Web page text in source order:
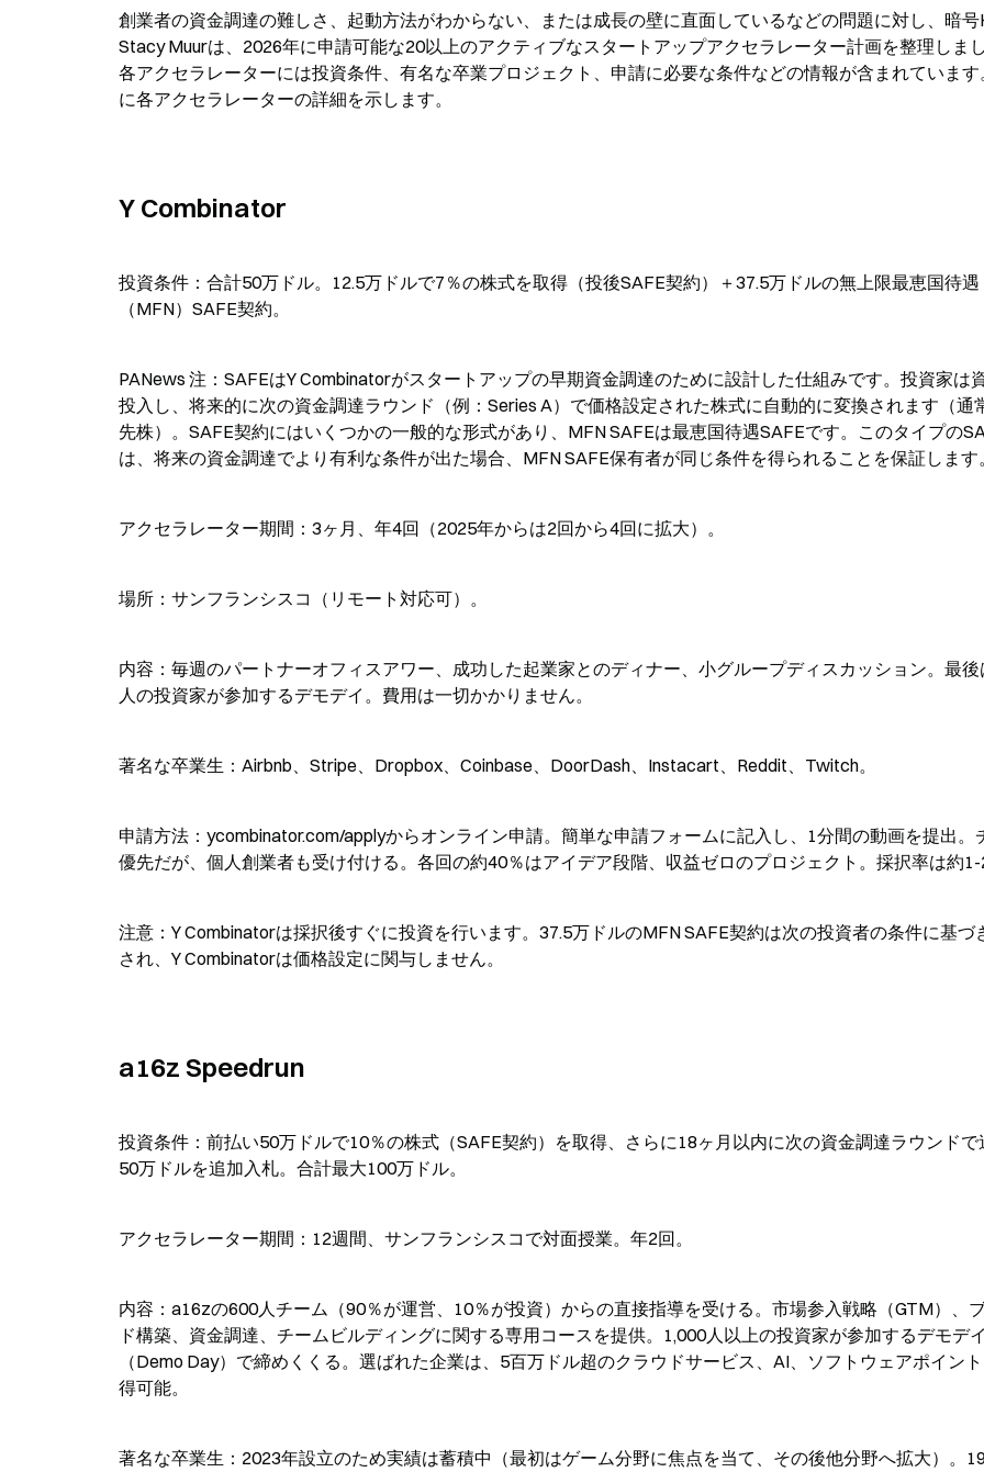
創業者の資金調達の難しさ、起動方法がわからない、または成長の壁に直面しているなどの問題に対し、暗号
Stacy Muurは、2026年に申請可能な20以上のアクティブなスタートアップアクセラレーター計画を整理しまし
各アクセラレーターには投資条件、有名な卒業プロジェクト、申請に必要な条件などの情報が含まれていま
に各アクセラレーターの詳細を示します。
Y Combinator
投資条件：合計50万ドル。12.5万ドルで7％の株式を取得（投後SAFE契約）＋37.5万ドルの無上限最恵国待遇
（MFN）SAFE契約。
PANews 注：SAFEはY Combinatorがスタートアップの早期資金調達のために設計した仕組みです。投資家は
投入し、将来的に次の資金調達ラウンド（例：Series A）で価格設定された株式に自動的に変換されます（通
先株）。SAFE契約にはいくつかの一般的な形式があり、MFN SAFEは最恵国待遇SAFEです。このタイプの
は、将来の資金調達でより有利な条件が出た場合、MFN SAFE保有者が同じ条件を得られることを保証します。
アクセラレーター期間：3ヶ月、年4回（2025年からは2回から4回に拡大）。
場所：サンフランシスコ（リモート対応可）。
内容：毎週のパートナーオフィスアワー、成功した起業家とのディナー、小グループディスカッション。最
人の投資家が参加するデモデイ。費用は一切かかりません。
著名な卒業生：Airbnb、Stripe、Dropbox、Coinbase、DoorDash、Instacart、Reddit、Twitch。
申請方法：ycombinator.com/applyからオンライン申請。簡単な申請フォームに記入し、1分間の動画を提出。
優先だが、個人創業者も受け付ける。各回の約40％はアイデア段階、収益ゼロのプロジェクト。採択率は約1-
注意：Y Combinatorは採択後すぐに投資を行います。37.5万ドルのMFN SAFE契約は次の投資者の条件に基づ
され、Y Combinatorは価格設定に関与しません。
a16z Speedrun
投資条件：前払い50万ドルで10％の株式（SAFE契約）を取得、さらに18ヶ月以内に次の資金調達ラウンドで
50万ドルを追加入札。合計最大100万ドル。
アクセラレーター期間：12週間、サンフランシスコで対面授業。年2回。
内容：a16zの600人チーム（90％が運営、10％が投資）からの直接指導を受ける。市場参入戦略（GTM）、
ド構築、資金調達、チームビルディングに関する専用コースを提供。1,000人以上の投資家が参加するデモデイ
（Demo Day）で締めくくる。選ばれた企業は、5百万ドル超のクラウドサービス、AI、ソフトウェアポイン
得可能。
著名な卒業生：2023年設立のため実績は蓄積中（最初はゲーム分野に焦点を当て、その後他分野へ拡大）。